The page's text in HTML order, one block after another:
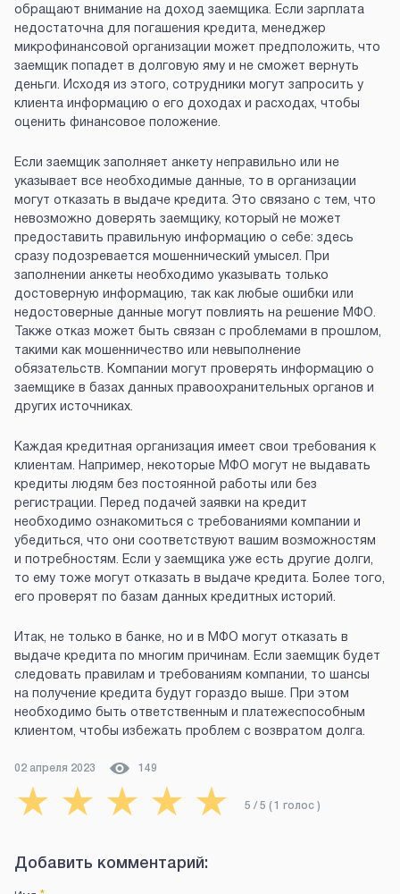
обращают внимание на доход заемщика. Если зарплата
недостаточна для погашения кредита, менеджер
микрофинансовой организации может предположить, что
заемщик попадет в долговую яму и не сможет вернуть
деньги. Исходя из этого, сотрудники могут запросить у
клиента информацию о его доходах и расходах, чтобы
оценить финансовое положение.
Если заемщик заполняет анкету неправильно или не
указывает все необходимые данные, то в организации
могут отказать в выдаче кредита. Это связано с тем, что
невозможно доверять заемщику, который не может
предоставить правильную информацию о себе: здесь
сразу подозревается мошеннический умысел. При
заполнении анкеты необходимо указывать только
достоверную информацию, так как любые ошибки или
недостоверные данные могут повлиять на решение МФО.
Также отказ может быть связан с проблемами в прошлом,
такими как мошенничество или невыполнение
обязательств. Компании могут проверять информацию о
заемщике в базах данных правоохранительных органов и
других источниках.
Каждая кредитная организация имеет свои требования к
клиентам. Например, некоторые МФО могут не выдавать
кредиты людям без постоянной работы или без
регистрации. Перед подачей заявки на кредит
необходимо ознакомиться с требованиями компании и
убедиться, что они соответствуют вашим возможностям
и потребностям. Если у заемщика уже есть другие долги,
то ему тоже могут отказать в выдаче кредита. Более того,
его проверят по базам данных кредитных историй.
Итак, не только в банке, но и в МФО могут отказать в
выдаче кредита по многим причинам. Если заемщик будет
следовать правилам и требованиям компании, то шансы
на получение кредита будут гораздо выше. При этом
необходимо быть ответственным и платежеспособным
клиентом, чтобы избежать проблем с возвратом долга.
02 апреля 2023 149
★ ★ ★ ★ ★ 5 / 5 ( 1 голос )
Добавить комментарий: